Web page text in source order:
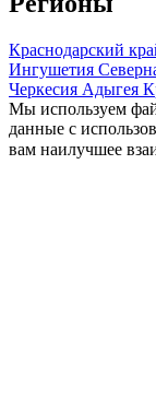
Краснодарский
Ингушетия
Черкесия Адыгея
Мы используем
данные с
вам наилучшее